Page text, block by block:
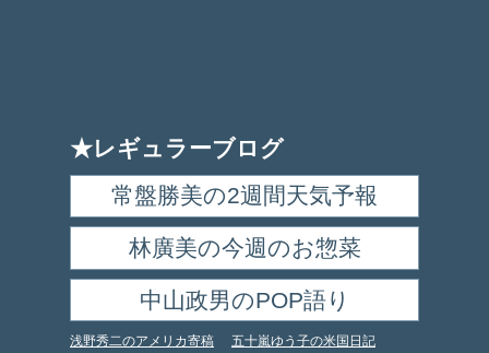
★レギュラーブログ
常盤勝美の2週間天気予報
林廣美の今週のお惣菜
浅野秀二のアメリカ寄稿 五十嵐ゆう子の米国日記
中山政男のPOP語り